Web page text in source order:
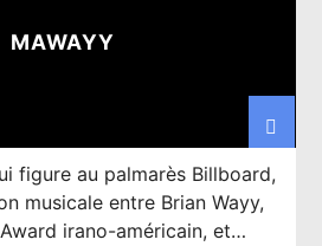
Pendulum and James
MAWAYY
figure au palmarès Billboard,
musicale entre Brian Wayy,
irano-américain, et